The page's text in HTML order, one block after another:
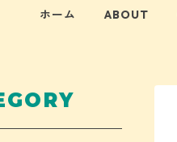
ホーム ABOUT